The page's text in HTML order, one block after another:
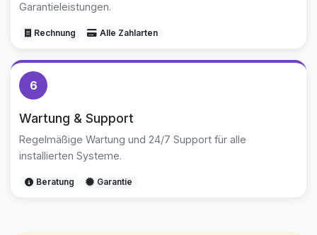
Garantieleistungen.
Rechnung Alle Zahlarten
6
Wartung & Support
Regelmäßige Wartung und 24/7 Support für alle
installierten Systeme.
Beratung Garantie